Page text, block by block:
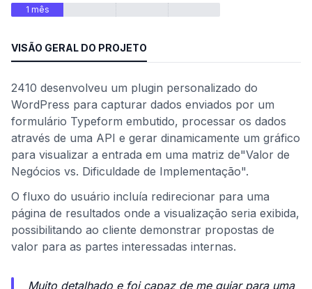
1 mês
VISÃO GERAL DO PROJETO
2410 desenvolveu um plugin personalizado do
WordPress para capturar dados enviados por um
formulário Typeform embutido, processar os dados
através de uma API e gerar dinamicamente um gráfico
para visualizar a entrada em uma matriz de"Valor de
Negócios vs. Dificuldade de Implementação".
O fluxo do usuário incluía redirecionar para uma
página de resultados onde a visualização seria exibida,
possibilitando ao cliente demonstrar propostas de
valor para as partes interessadas internas.
Muito detalhado e foi capaz de me guiar para uma